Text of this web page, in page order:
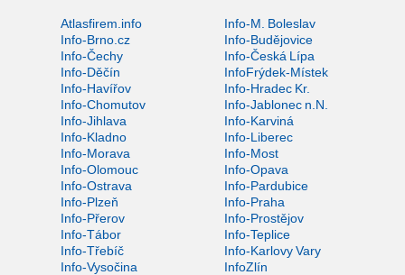
Atlasfirem.info
Info-M. Boleslav
Info-Brno.cz
Info-Budějovice
Info-Čechy
Info-Česká Lípa
Info-Děčín
InfoFrýdek-Místek
Info-Havířov
Info-Hradec Kr.
Info-Chomutov
Info-Jablonec n.N.
Info-Jihlava
Info-Karviná
Info-Kladno
Info-Liberec
Info-Morava
Info-Most
Info-Olomouc
Info-Opava
Info-Ostrava
Info-Pardubice
Info-Plzeň
Info-Praha
Info-Přerov
Info-Prostějov
Info-Tábor
Info-Teplice
Info-Třebíč
Info-Karlovy Vary
Info-Vysočina
InfoZlín